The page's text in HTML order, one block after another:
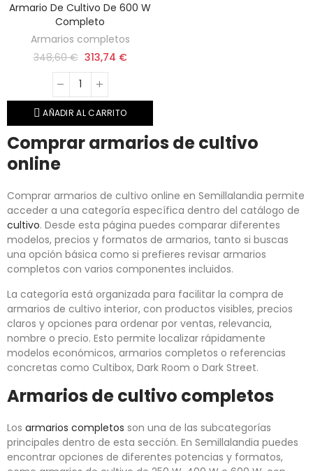
Armario De Cultivo De 600 W
Completo
Armarios completos
348,60 € 313,74 €
AÑADIR AL CARRITO
Comprar armarios de cultivo
online
Comprar armarios de cultivo online en Semillalandia permite
acceder a una categoría específica dentro del catálogo de
cultivo. Desde esta página puedes comparar diferentes
modelos, precios y formatos de armarios, tanto si buscas
una opción básica como si prefieres revisar armarios
completos con varios componentes incluidos.
La categoría está organizada para facilitar la compra de
armarios de cultivo interior, con productos visibles, precios
claros y opciones para ordenar por ventas, relevancia,
nombre o precio. Esto permite localizar rápidamente
modelos económicos, armarios completos o referencias
concretas como Cultibox, Dark Room o Dark Street.
Armarios de cultivo completos
Los armarios completos son una de las subcategorías
principales dentro de esta sección. En Semillalandia puedes
encontrar opciones de diferentes potencias y formatos,